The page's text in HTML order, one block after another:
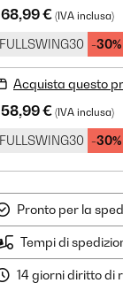
€ (IVA inclusa)
FULLSWING30 -30%
Acquista questo
€ (IVA inclusa)
FULLSWING30 -30%
Pronto per la
Tempi di
14 giorni diritto di